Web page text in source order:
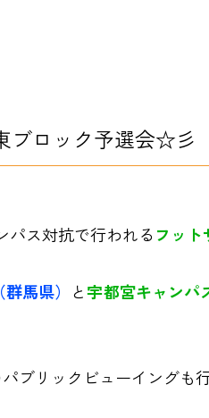
ブロック予選会☆彡
パス対抗で行われる フッ
馬県） と宇都宮キャンパ
ブリックビューイングも